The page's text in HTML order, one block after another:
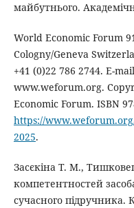
майбутнього.
World Economic Forum
Cologny/Geneva
+41 (0)22 786 2744. E-
www.weforum.org.
Economic Forum. ISBN
https://
2025.
Засєкіна Т. М.,
компетентностей
сучасного підручника.